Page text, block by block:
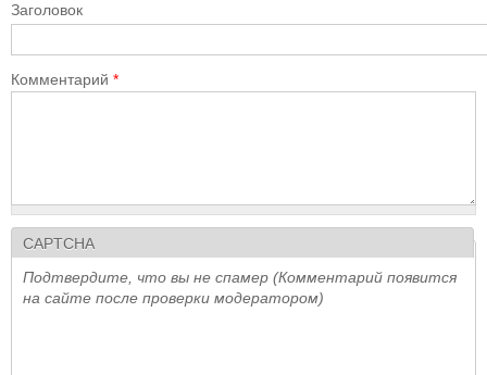
Заголовок
Комментарий *
CAPTCHA
Подтвердите, что вы не спамер (Комментарий появится
на сайте после проверки модератором)